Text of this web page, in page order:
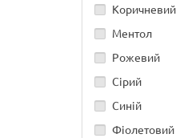
Коричневий
Ментол
Рожевий
Сірий
Синій
Фіолетовий